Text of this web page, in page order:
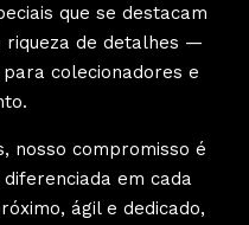
que se destacam
riqueza de detalhes —
colecionadores e
nosso compromisso é
em cada
ágil e dedicado,